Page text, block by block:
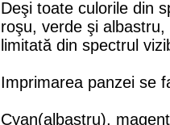
Deşi toate culorile din
roşu, verde şi
limitată din spectrul
Imprimarea panzei se
Cyan(albastru),